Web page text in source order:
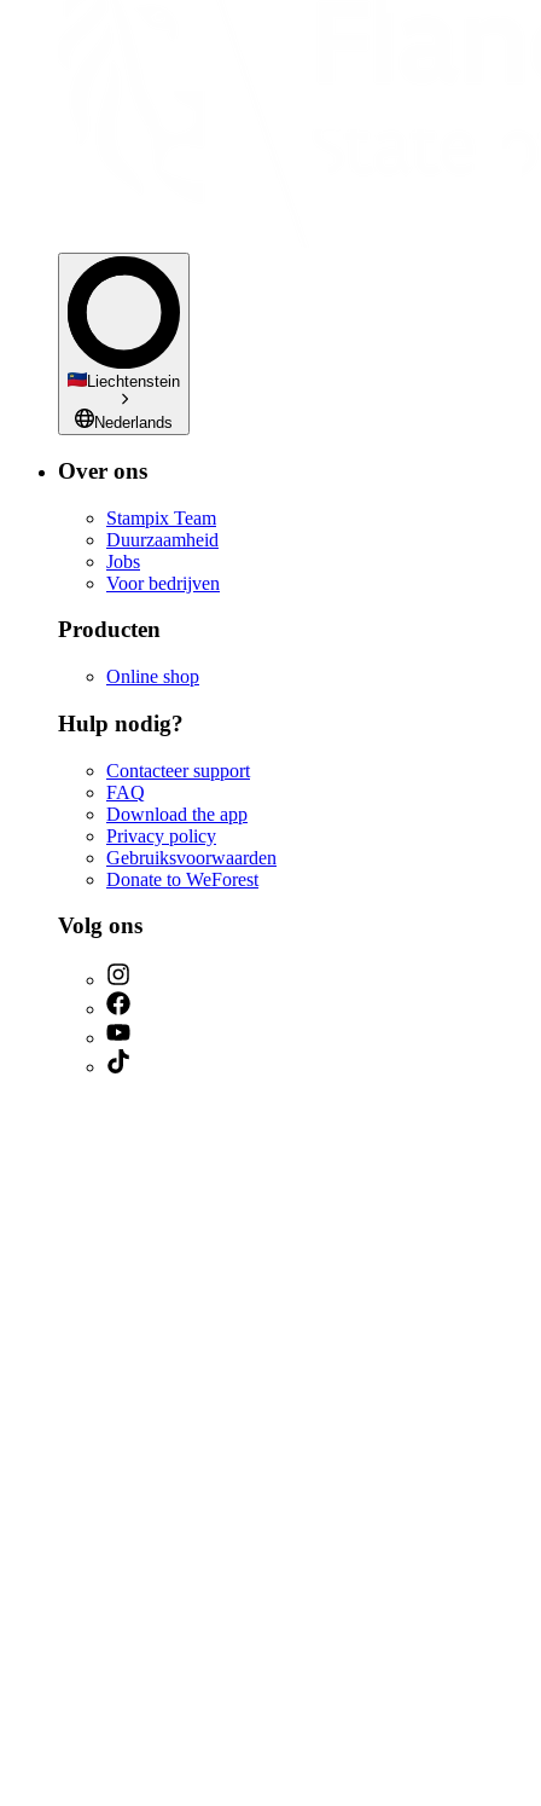
Liechtenstein
Nederlands
Over ons
Stampix Team
Duurzaamheid
Jobs
Voor bedrijven
Producten
Online shop
Hulp nodig?
Contacteer support
FAQ
Download the app
Privacy policy
Gebruiksvoorwaarden
Donate to WeForest
Volg ons